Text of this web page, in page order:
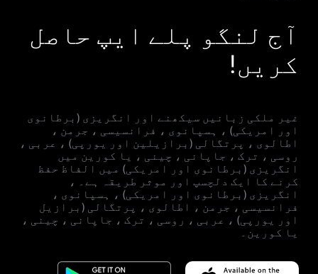
آج لنگو پلے ایپ حاصل
کریں!
غیر ملکی زبانیں سیکھنے اور انگریزی (برطانوی
اور امریکی) ، ہسپانوی ، فرانسیسی ، جرمن ،
اطالوی ، پرتگالی (برازیلین اور یورپی) ، عربی ،
روسی ، ترک ، جاپانی ، چینی ، یا کورین میں
انگریزی (برطانوی اور امریکی) میں الفاظ حفظ
کرنے کا ایک دلچسپ اور موثر طریقہ ہے۔ ،
انگریزی (برطانوی اور امریکی) ، ہسپانوی ،
فرانسیسی ، جرمن ، اطالوی ، پرتگالی (برازیل
اور یورپی) ، عربی ، روسی ، ترک ، جاپانی ، چینی ،
یا کورین۔